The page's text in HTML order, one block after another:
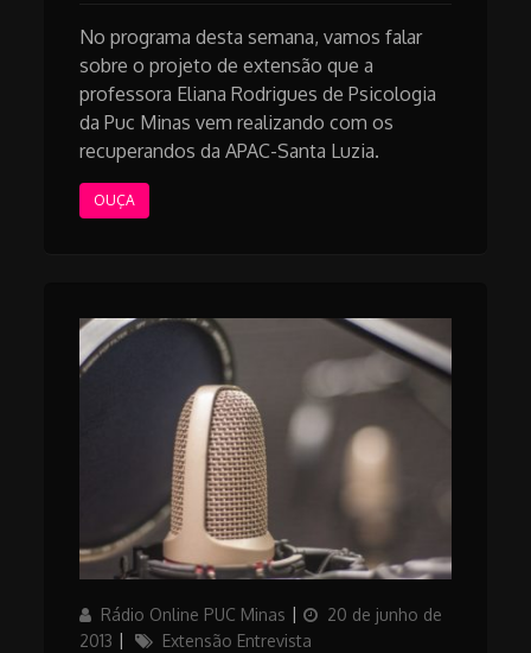
No programa desta semana, vamos falar
sobre o projeto de extensão que a
professora Eliana Rodrigues de Psicologia
da Puc Minas vem realizando com os
recuperandos da APAC-Santa Luzia.
OUÇA
AuthorRádio Online PUC Minas
Posted
on
20 de junho de
2013
Categories
Extensão Entrevista